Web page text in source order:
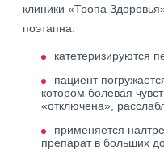
клиники «Тропа
поэтапна:
катетеризируются
пациент
котором болевая
«отключена»,
применяется
препарат в больших